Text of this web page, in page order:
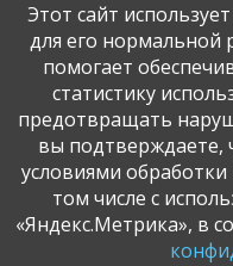
Сайт Динского района
Официальный сайт
края.
Этот сайт
для его нормальной
помогает
статистику
предотвращать
вы подтверждаете,
условиями
том числе с
«Яндекс.Метрика», в